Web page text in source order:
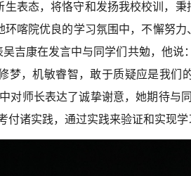
表态，将恪守和发扬我校校训，
喀院优良的学习氛围中，不懈努
吉康在发言中与同学们共勉，他
梦，机敏睿智，敢于质疑应是我们
对师长表达了诚挚谢意，她期待与
诸实践，通过实践来验证和实现学